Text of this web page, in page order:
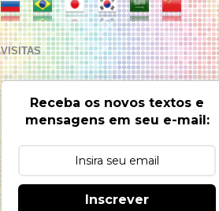
VISITAS
Receba os novos textos e
mensagens em seu e-mail:
Inscrever